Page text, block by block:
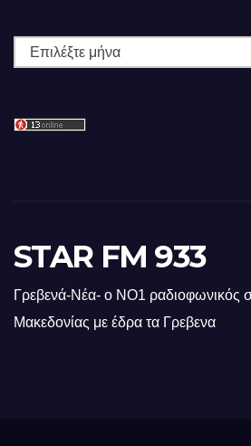
Ιστορικό
STAR FM 933
Γρεβενά-Νέα- ο ΝΟ1 ραδιοφωνικός
Μακεδονίας με έδρα τα Γρεβενα